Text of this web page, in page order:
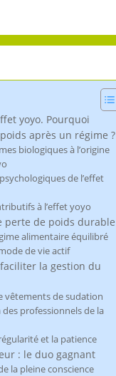
yoyo. Pourquoi
après un régime ?
biologiques à l’origine
de l’effet
à l’effet yoyo
perte de poids durable
alimentaire équilibré
de vie actif
la gestion du
vêtements de sudation
des professionnels de la
et la patience
: le duo gagnant
la pleine conscience